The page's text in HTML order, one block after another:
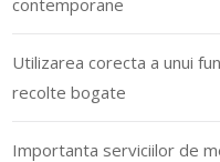
contemporane
Utilizarea corecta a unui
recolte bogate
Importanta serviciilor de